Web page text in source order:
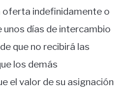
oferta indefinidamente o
unos días de intercambio
que no recibirá las
los demás
el valor de su asignación